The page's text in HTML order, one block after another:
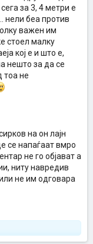
за 3, 4 метри е
нели беа против
важен им
стоел малку
кој е и што е,
нешто за да се
тоа не
на он лајн
се напаѓаат вмро
не го објават а
ниту навредив
не им одговара